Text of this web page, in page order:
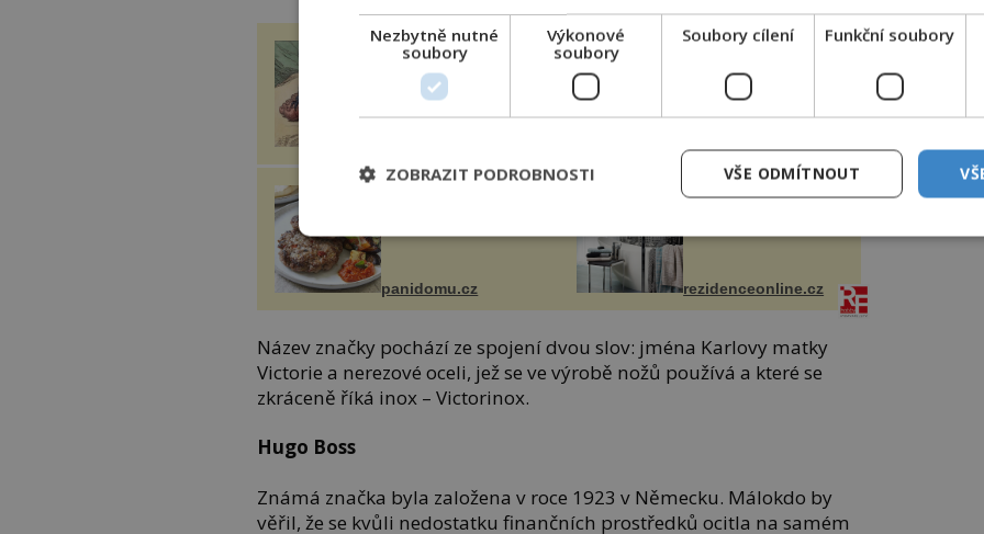
Gen, který naši lidští
předci ztratili před
miliony let, by mohl
pomoci s léčbou
„nemoci králů“
Gruzínské masové
panidomu.cz
Měkké na dotek,
rezidenceonline.cz
Název značky pochází ze spojení dvou slov: jména Karlovy matky
Victorie a nerezové oceli, jež se ve výrobě nožů používá a které se
zkráceně říká inox – Victorinox.
Hugo Boss
Známá značka byla založena v roce 1923 v Německu. Málokdo by
věřil, že se kvůli nedostatku finančních prostředků ocitla na samém
Nezbytně nutné
soubory
Výkonové
soubory
Soubory cílení Funkční soubory
VŠE ODMÍTNOUT
ZOBRAZIT PODROBNOSTI